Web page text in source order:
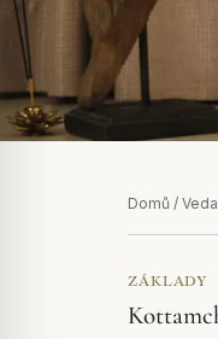
Domů /
ZÁKLADY